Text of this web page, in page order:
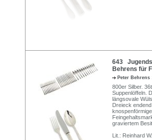
643
Behrens für
Peter Behrens
800er Silber.
Suppenlöffeln.
längsovale
Dreieck
graviertem
Lit.: Reinhard W.